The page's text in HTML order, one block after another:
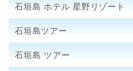
石垣島 ホテル 星野リゾート
石垣島ツアー
石垣島 ツアー